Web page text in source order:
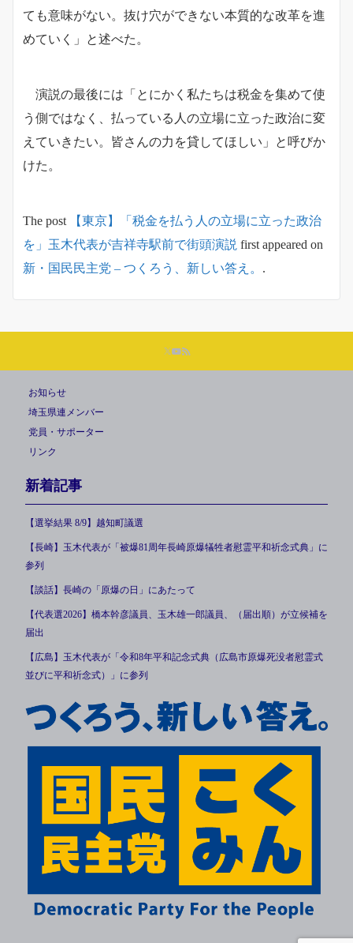
ても意味がない。抜け穴ができない本質的な改革を進
めていく」と述べた。
演説の最後には「とにかく私たちは税金を集めて使
う側ではなく、払っている人の立場に立った政治に変
えていきたい。皆さんの力を貸してほしい」と呼びか
けた。
The post
【東京】「税金を払う人の立場に立った政治
を」玉木代表が吉祥寺駅前で街頭演説 first appeared on
新・国民民主党 – つくろう、新しい答え。 .
お知らせ
埼玉県連メンバー
党員・サポーター
リンク
新着記事
【選挙結果 8/9】越知町議選
【長崎】玉木代表が「被爆81周年長崎原爆犠牲者慰霊平和祈念式典」に
参列
【談話】長崎の「原爆の日」にあたって
【代表選2026】橋本幹彦議員、玉木雄一郎議員、（届出順）が立候補を
届出
【広島】玉木代表が「令和8年平和記念式典（広島市原爆死没者慰霊式
並びに平和祈念式）」に参列